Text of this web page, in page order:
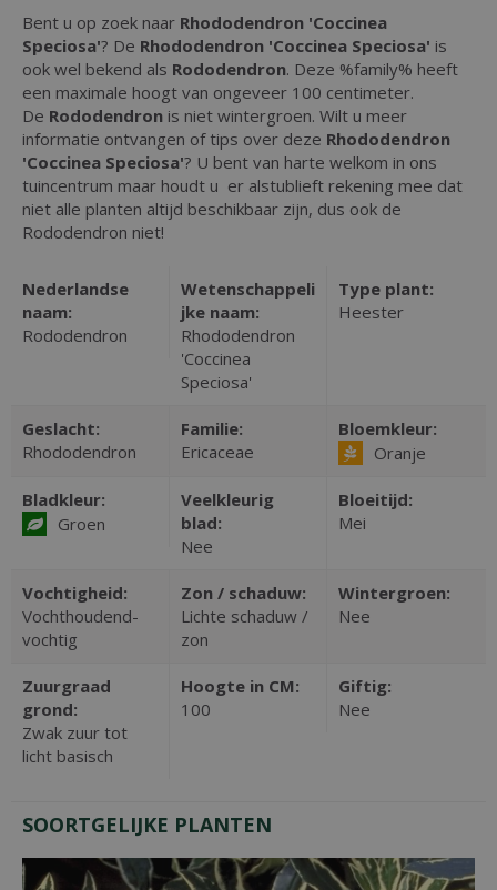
Bent u op zoek naar Rhododendron 'Coccinea
Speciosa'? De Rhododendron 'Coccinea Speciosa' is
ook wel bekend als Rododendron. Deze %family% heeft
een maximale hoogt van ongeveer 100 centimeter.
De Rododendron is niet wintergroen. Wilt u meer
informatie ontvangen of tips over deze Rhododendron
'Coccinea Speciosa'? U bent van harte welkom in ons
tuincentrum maar houdt u er alstublieft rekening mee dat
niet alle planten altijd beschikbaar zijn, dus ook de
Rododendron niet!
Nederlandse
naam:
Rododendron
Wetenschappeli
jke naam:
Rhododendron
'Coccinea
Speciosa'
Type plant:
Heester
Geslacht:
Rhododendron
Familie:
Ericaceae
Bloemkleur:
Oranje
Bladkleur:
Groen
Veelkleurig
blad:
Nee
Bloeitijd:
Mei
Vochtigheid:
Vochthoudend-
vochtig
Zon / schaduw:
Lichte schaduw /
zon
Wintergroen:
Nee
Zuurgraad
grond:
Zwak zuur tot
licht basisch
Hoogte in CM:
100
Giftig:
Nee
SOORTGELIJKE PLANTEN